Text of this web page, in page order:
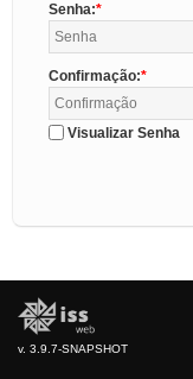
Senha:
Confirmação:
Visualizar Senha
v. 3.9.7-SNAPSHOT